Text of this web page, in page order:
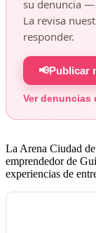
su denuncia —
La revisa
responder.
📢Publicar
Ver denuncias
La Arena Ciudad
emprendedor de
experiencias de